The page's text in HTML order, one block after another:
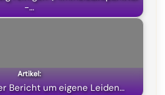
-…
Bericht um eigene Leiden…